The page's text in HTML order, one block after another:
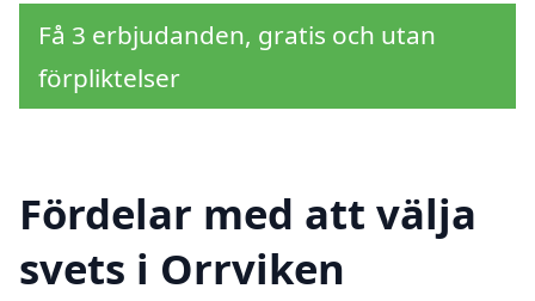
Få 3 erbjudanden, gratis och utan
förpliktelser
Fördelar med att välja
svets i Orrviken